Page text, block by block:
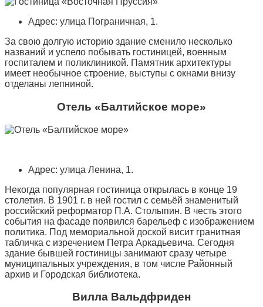
Адрес: улица Пограничная, 1.
За свою долгую историю здание сменило несколько
названий и успело побывать гостиницей, военным
госпиталем и поликлиникой. Памятник архитектуры
имеет необычное строение, выступы с окнами внизу
отделаны лепниной.
Отель «Балтийское море»
Адрес: улица Ленина, 1.
Некогда популярная гостиница открылась в конце 19
столетия. В 1901 г. в ней гостил с семьёй знаменитый
российский реформатор П.А. Столыпин. В честь этого
события на фасаде появился барельеф с изображением
политика. Под мемориальной доской висит гранитная
табличка с изречением Петра Аркадьевича. Сегодня
здание бывшей гостиницы занимают сразу четыре
муниципальных учреждения, в том числе Районный
архив и Городская библиотека.
Вилла Вальдфриден